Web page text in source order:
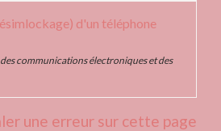
d'un téléphone
communications électroniques et des
une erreur sur cette page